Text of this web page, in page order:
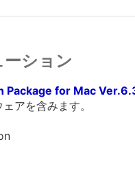
ション
Package for Mac
アを含みます。